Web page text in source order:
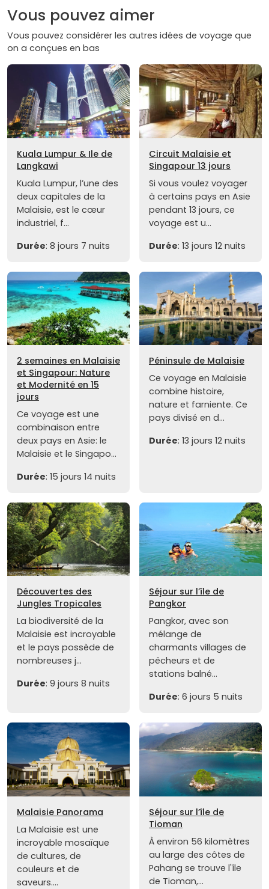
Vous pouvez aimer
Vous pouvez considérer les autres idées de voyage que
on a conçues en bas
Kuala Lumpur & Ile de
Langkawi
Kuala Lumpur, l’une des
deux capitales de la
Malaisie, est le cœur
industriel, f...
Durée: 8 jours 7 nuits
Circuit Malaisie et
Singapour 13 jours
Si vous voulez voyager
à certains pays en Asie
pendant 13 jours, ce
voyage est u...
Durée: 13 jours 12 nuits
2 semaines en Malaisie
et Singapour: Nature
et Modernité en 15
jours
Ce voyage est une
combinaison entre
deux pays en Asie: le
Malaisie et le Singapo...
Durée: 15 jours 14 nuits
Péninsule de Malaisie
Ce voyage en Malaisie
combine histoire,
nature et farniente. Ce
pays divisé en d...
Durée: 13 jours 12 nuits
Découvertes des
Jungles Tropicales
La biodiversité de la
Malaisie est incroyable
et le pays possède de
nombreuses j...
Durée: 9 jours 8 nuits
Séjour sur l’île de
Pangkor
Pangkor, avec son
mélange de
charmants villages de
pêcheurs et de
stations balné...
Durée: 6 jours 5 nuits
Malaisie Panorama
La Malaisie est une
incroyable mosaïque
de cultures, de
couleurs et de
saveurs....
Séjour sur l’île de
Tioman
À environ 56 kilomètres
au large des côtes de
Pahang se trouve l'île
de Tioman,...